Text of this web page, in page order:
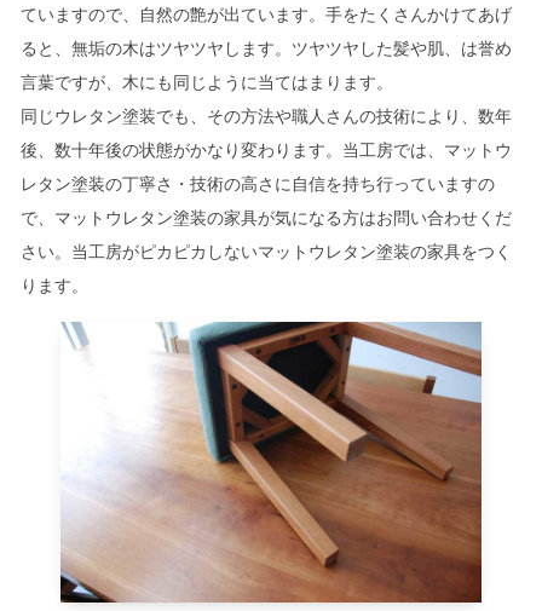
ていますので、自然の艶が出ています。手をたくさんかけてあげ
ると、無垢の木はツヤツヤします。ツヤツヤした髪や肌、は誉め
言葉ですが、木にも同じように当てはまります。
同じウレタン塗装でも、その方法や職人さんの技術により、数年
後、数十年後の状態がかなり変わります。当工房では、マットウ
レタン塗装の丁寧さ・技術の高さに自信を持ち行っていますの
で、マットウレタン塗装の家具が気になる方はお問い合わせくだ
さい。当工房がピカピカしないマットウレタン塗装の家具をつく
ります。